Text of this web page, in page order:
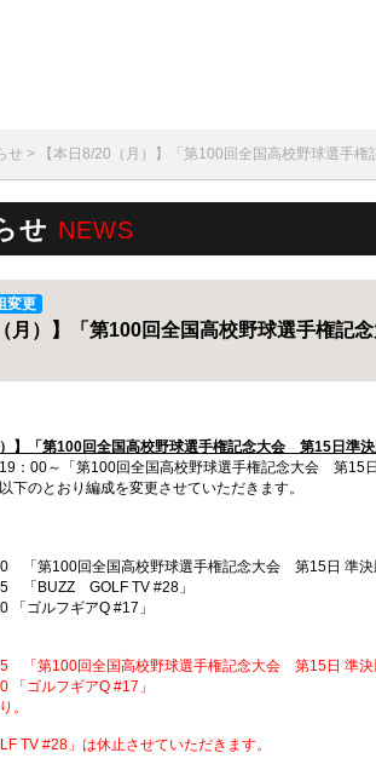
せ > 【本日8/20（月）】「第100回全国高校野球選手
せ NEWS
変更
月）】「第100回全国高校野球選手権
）】「第100回全国高校野球選手権記念大会 第15日準
：00～「第100回全国高校野球選手権記念大会 第15
下のとおり編成を変更させていただきます。
「第100回全国高校野球選手権記念大会 第15日 準決
「BUZZ GOLF TV #28」
「ゴルフギアQ #17」
「第100回全国高校野球選手権記念大会 第15日 準決
「ゴルフギアQ #17」
。
TV #28」は休止させていただきます。